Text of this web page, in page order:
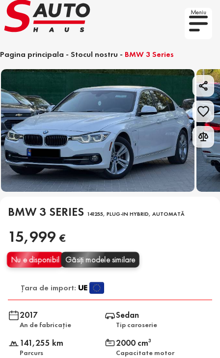
Meniu
Pagina principala - Stocul nostru - BMW 3 Series
BMW 3 SERIES 141255, PLUG-IN HYBRID, AUTOMATĂ
15,999 €
Nu e disponibil Găsiți modele similare
Țara de import: UE
2017
An de fabricație
Sedan
Tip caroserie
141,255 km
Parcurs
2000 cm3
Capacitate motor